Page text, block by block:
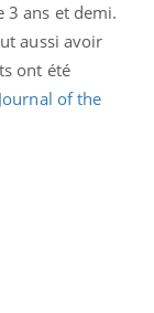
3 ans et demi.
aussi avoir
ont été
of the